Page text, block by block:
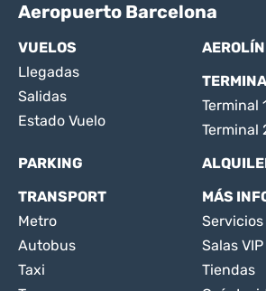
Aeropuerto Barcelona
VUELOS
Llegadas
Salidas
Estado Vuelo
Terminal
Terminal
PARKING
TRANSPORT
Metro
Autobus
Taxi
MÁS
Servicios
Salas VIP
Tiendas